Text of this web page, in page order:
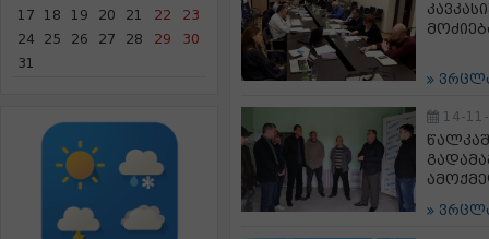
17
18 19 20 21 22
23
24
25 26 27 28 29
30
31
14-